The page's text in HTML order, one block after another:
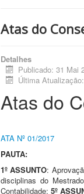
Atas do
Detalhes
Publicado: 31 Mai
Última
Atas do
ATA Nº 01/2017
PAUTA:
1º ASSUNTO:
disciplinas do
Contabilidade; 5º